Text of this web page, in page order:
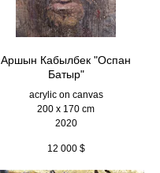
Аршын Кабылбек "Оспан
Батыр"
acrylic on canvas
200 x 170 cm
2020
12 000 $